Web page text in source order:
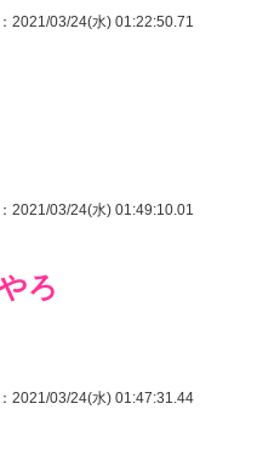
：2021/03/24(水) 01:22:50.71
：2021/03/24(水) 01:49:10.01
ろ
：2021/03/24(水) 01:47:31.44